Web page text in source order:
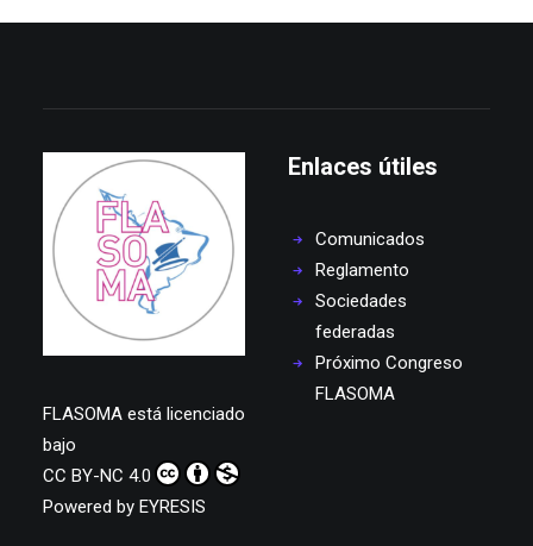
SEARCH
FLASOMA está licenciado
bajo
CC BY-NC 4.0
Powered by EYRESIS
Enlaces útiles
Comunicados
Reglamento
Sociedades
federadas
Próximo Congreso
FLASOMA